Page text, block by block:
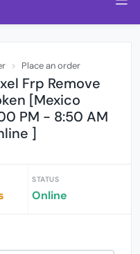
Place an order
Frp Remove
[Mexico
PM - 8:50 AM
]
STATUS
Online